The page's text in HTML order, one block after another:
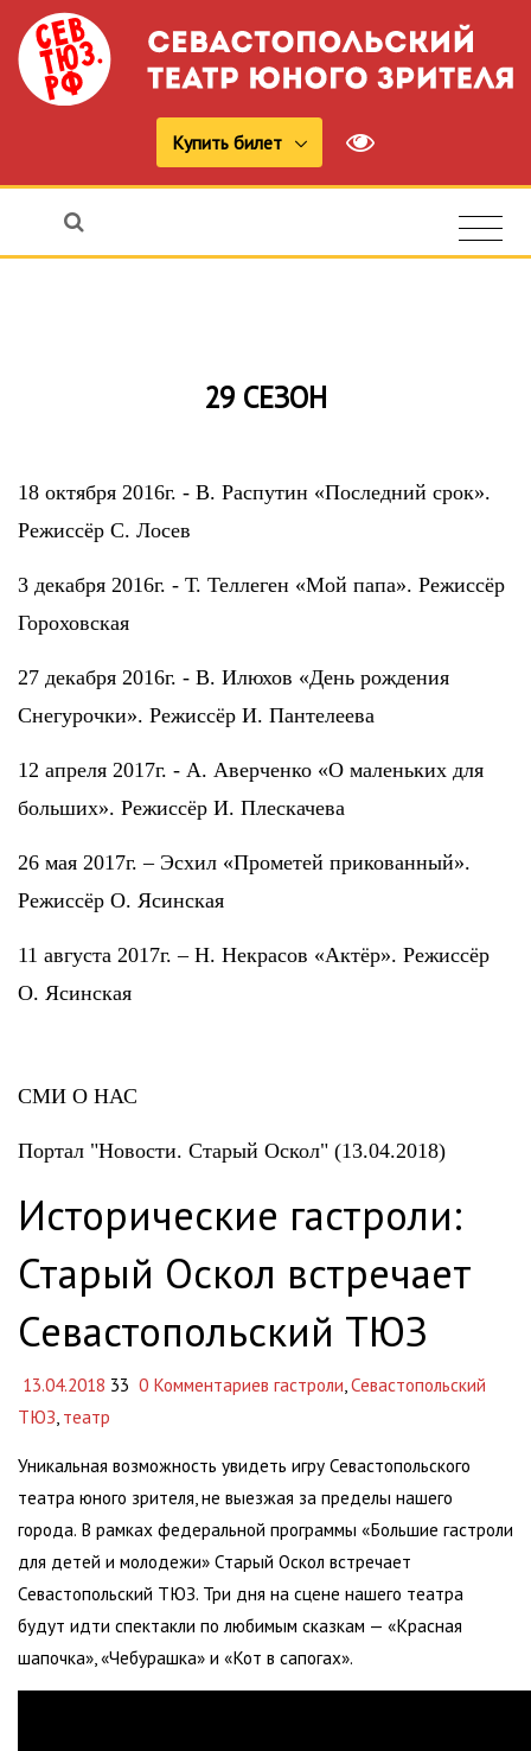
Купить билет
29 СЕЗОН
18 октября 2016г. - В. Распутин «Последний срок».
Режиссёр С. Лосев
3 декабря 2016г. - Т. Теллеген «Мой папа». Режиссёр
Гороховская
27 декабря 2016г. - В. Илюхов «День рождения
Снегурочки». Режиссёр И. Пантелеева
12 апреля 2017г. - А. Аверченко «О маленьких для
больших». Режиссёр И. Плескачева
26 мая 2017г. – Эсхил «Прометей прикованный».
Режиссёр О. Ясинская
11 августа 2017г. – Н. Некрасов «Актёр». Режиссёр
О. Ясинская
СМИ О НАС
Портал "Новости. Старый Оскол" (13.04.2018)
Исторические гастроли:
Старый Оскол встречает
Севастопольский ТЮЗ
13.04.2018 33 0 Комментариев гастроли Севастопольский
ТЮЗ театр
Уникальная возможность увидеть игру Севастопольского
театра юного зрителя, не выезжая за пределы нашего
города. В рамках федеральной программы «Большие гастроли
для детей и молодежи» Старый Оскол встречает
Севастопольский ТЮЗ. Три дня на сцене нашего театра
будут идти спектакли по любимым сказкам — «Красная
шапочка», «Чебурашка» и «Кот в сапогах».